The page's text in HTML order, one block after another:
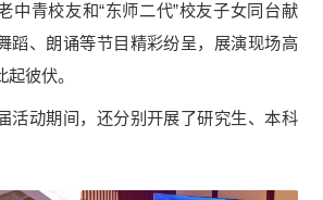
中青校友和“东师二代”校友子女同台献
蹈、朗诵等节目精彩纷呈，展演现场高
彼伏。
动期间，还分别开展了研究生、本科